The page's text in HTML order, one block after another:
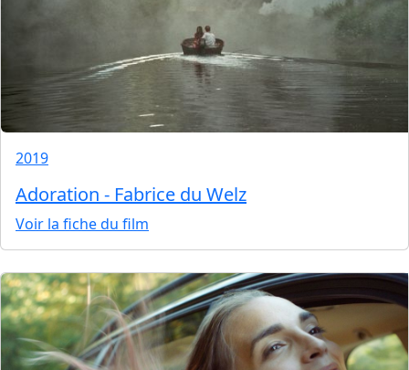
2019
Adoration - Fabrice du Welz
Voir la fiche du film